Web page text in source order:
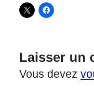
Laisser un
Vous devez